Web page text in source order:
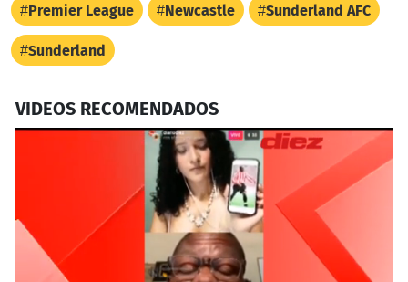
Premier League Newcastle Sunderland AFC
Sunderland
VIDEOS RECOMENDADOS